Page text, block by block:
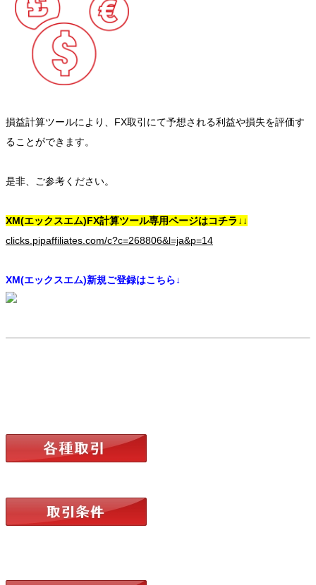
損益計算ツールにより、FX取引にて予想される利益や損失を評価す
ることができます。
是非、ご参考ください。
XM(エックスエム)FX計算ツール専用ページはコチラ↓↓
clicks.pipaffiliates.com/c?c=268806&l=ja&p=14
XM(エックスエム)新規ご登録はこちら↓